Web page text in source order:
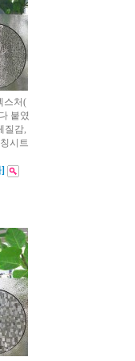
스처(
붙였
질감,
시트